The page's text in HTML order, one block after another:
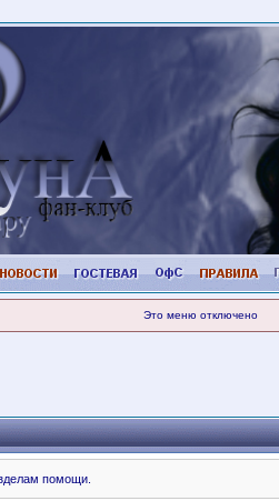
Это меню отключено
помощи.